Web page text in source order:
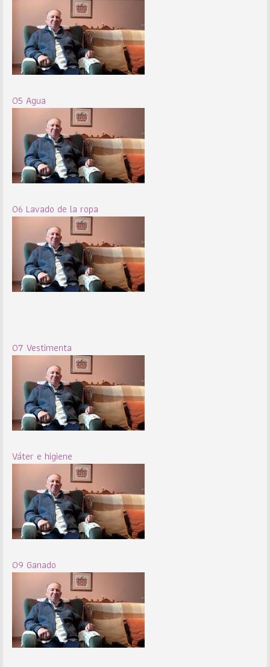
05 Agua
06 Lavado de la ropa
07 Vestimenta
Váter e higiene
09 Ganado